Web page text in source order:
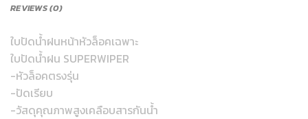
REVIEWS (0)
ใบปัดน้ำฝนหน้าหัวล็อคเฉพาะ
ใบปัดน้ำฝน SUPERWIPER
-หัวล็อคตรงรุ่น
-ปัดเรียบ
-วัสดุคุณภาพสูงเคลือบสารกันน้ำ